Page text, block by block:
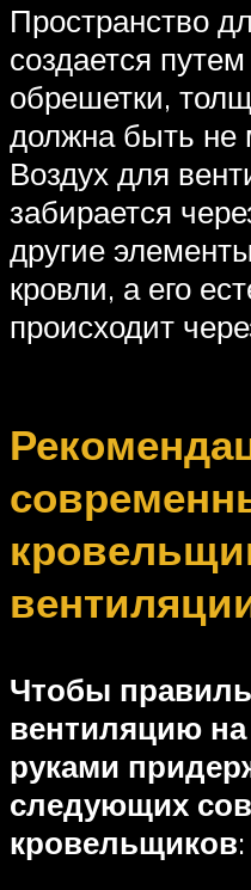
Пространство
создается
обрешетки,
должна быть
Воздух для
забирается
другие
кровли, а его
происходит
Чтобы
вентиляцию
руками
следующих
кровельщиков: